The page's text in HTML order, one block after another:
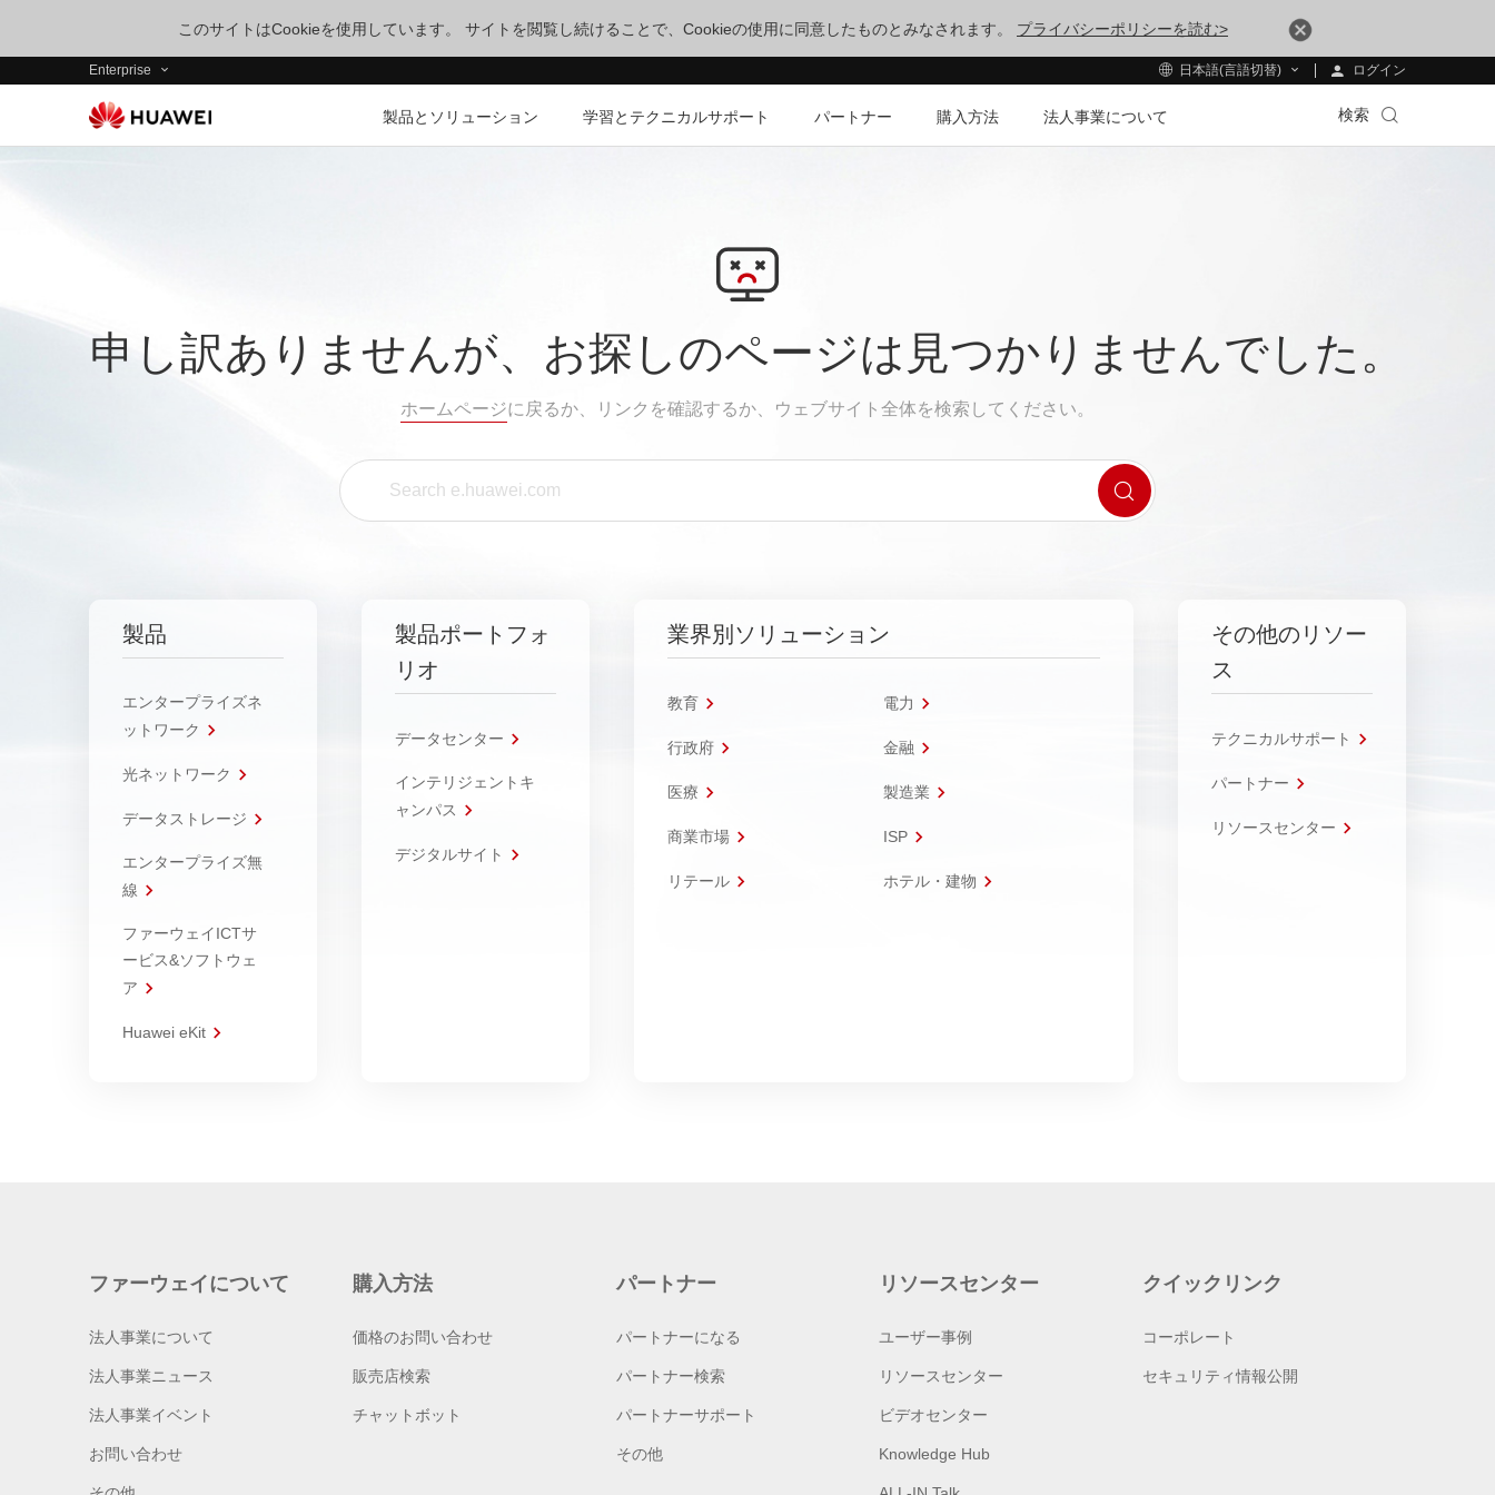
このサイトはCookieを使用しています。 サイトを閲覧し続けることで、Cookieの使用に同意したものとみなされます。 プライバシーポリシーを読む>
Enterprise 日本語(言語切替) ログイン
製品とソリューション 学習とテクニカルサポート パートナー 購入方法 法人事業について 検索
申し訳ありませんが、お探しのページは見つかりませんでした。
ホームページに戻るか、リンクを確認するか、ウェブサイト全体を検索してください。
製品
エンタープライズネ
ットワーク
光ネットワーク
データストレージ
エンタープライズ無
線
ファーウェイICTサ
ービス&ソフトウェ
ア
Huawei eKit
製品ポートフォ
リオ
データセンター
インテリジェントキ
ャンパス
デジタルサイト
業界別ソリューション
教育 電力
行政府 金融
医療 製造業
商業市場 ISP
リテール ホテル・建物
その他のリソー
ス
テクニカルサポート
パートナー
リソースセンター
ファーウェイについて
法人事業について
法人事業ニュース
法人事業イベント
お問い合わせ
購入方法
価格のお問い合わせ
販売店検索
チャットボット
パートナー
パートナーになる
パートナー検索
パートナーサポート
その他
リソースセンター
ユーザー事例
リソースセンター
ビデオセンター
Knowledge Hub
クイックリンク
コーポレート
セキュリティ情報公開